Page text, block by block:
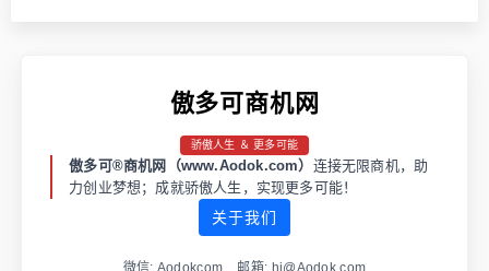
傲多可商机网
骄傲人生 ＆ 更多可能
傲多可®商机网（www.Aodok.com） 连接无限商机，助
力创业梦想；成就骄傲人生，实现更多可能！
关于我们